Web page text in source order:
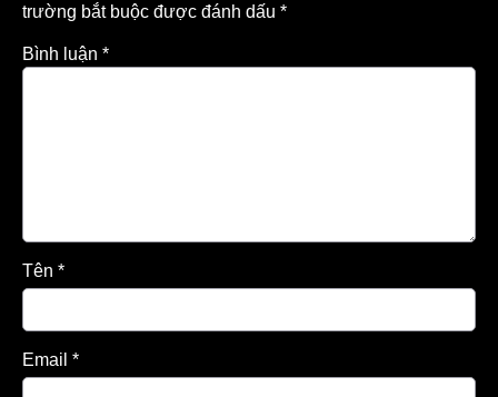
trường bắt buộc được đánh dấu *
Bình luận *
Tên *
Email *